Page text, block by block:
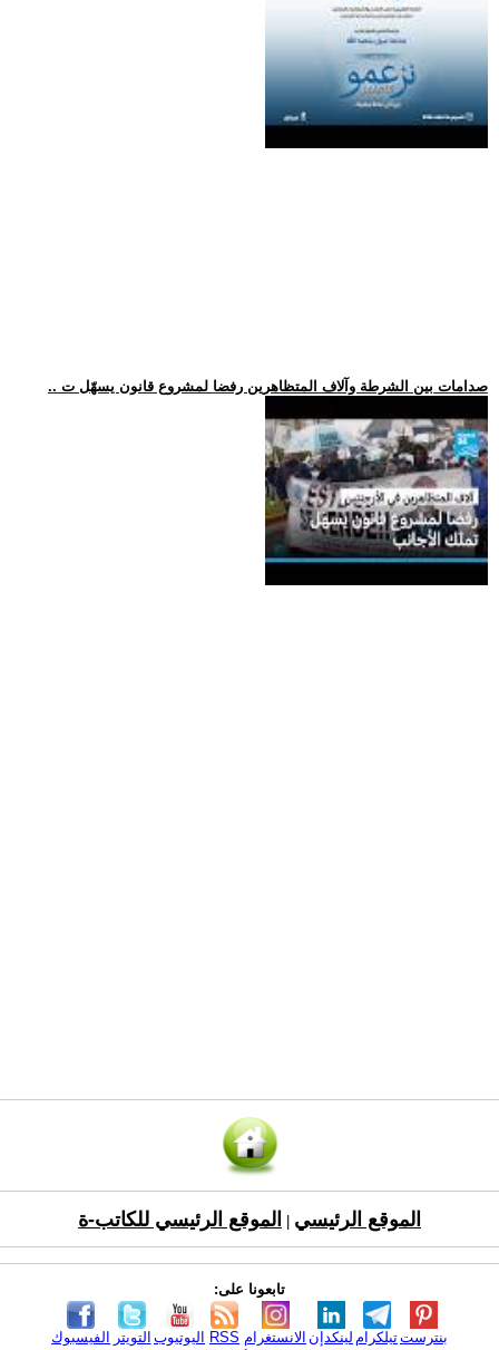
.. صدامات بين الشرطة وآلاف المتظاهرين رفضا لمشروع قانون يسهّل ت
الموقع الرئيسي الموقع الرئيسي للكاتب-ة
تابعونا على:
الفيسبوك التويتر اليوتيوب RSS الانستغرام لينكدإن تيلكرامبنترست